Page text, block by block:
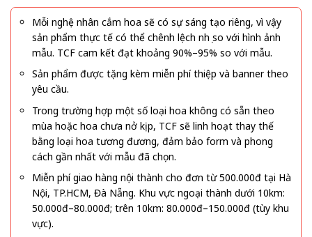
Mỗi nghệ nhân cắm hoa sẽ có sự sáng tạo riêng, vì vậy
sản phẩm thực tế có thể chênh lệch nhẹ so với hình ảnh
mẫu. TCF cam kết đạt khoảng 90%–95% so với mẫu.
Sản phẩm được tặng kèm miễn phí thiệp và banner theo
yêu cầu.
Trong trường hợp một số loại hoa không có sẵn theo
mùa hoặc hoa chưa nở kịp, TCF sẽ linh hoạt thay thế
bằng loại hoa tương đương, đảm bảo form và phong
cách gần nhất với mẫu đã chọn.
Miễn phí giao hàng nội thành cho đơn từ 500.000đ tại Hà
Nội, TP.HCM, Đà Nẵng. Khu vực ngoại thành dưới 10km:
50.000đ–80.000đ; trên 10km: 80.000đ–150.000đ (tùy khu
vực).